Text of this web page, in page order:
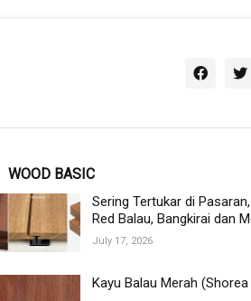
WOOD BASIC
Sering Tertukar di
Red Balau, Bangkirai dan
July 17, 2026
Kayu Balau Merah